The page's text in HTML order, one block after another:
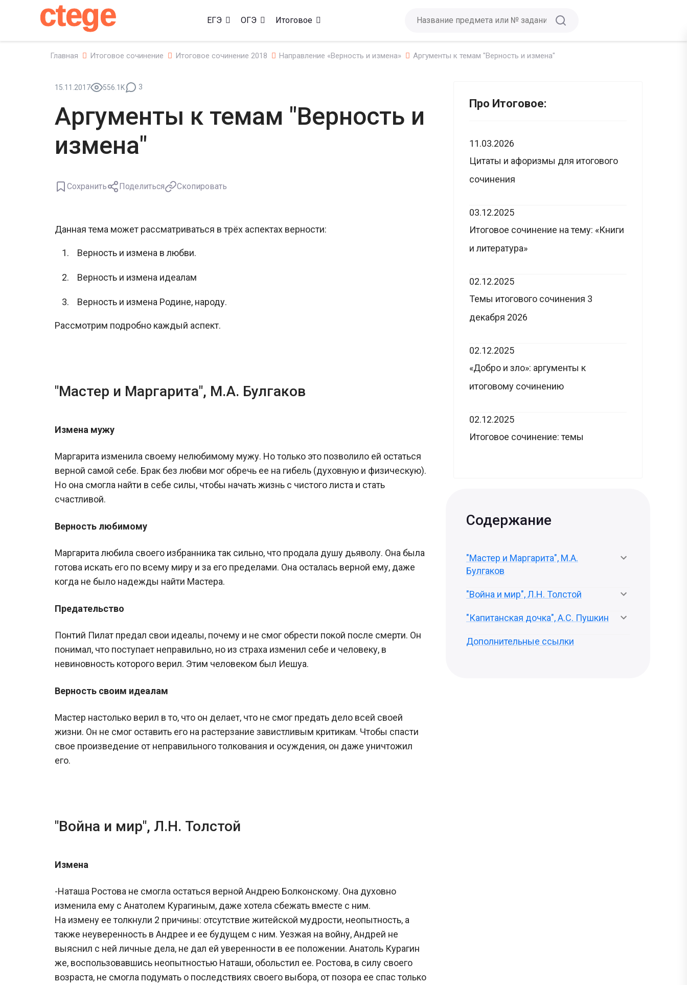
ctege ЕГЭ ОГЭ Итоговое
Главная Итоговое сочинение Итоговое сочинение 2018 Направление «Верность и измена» Аргументы к темам "Верность и измена"
15.11.2017 556.1K 3
Аргументы к темам "Верность и
измена"
Сохранить Поделиться Скопировать
Данная тема может рассматриваться в трёх аспектах верности:
Верность и измена в любви.
Верность и измена идеалам
Верность и измена Родине, народу.
Рассмотрим подробно каждый аспект.
"Мастер и Маргарита", М.А. Булгаков
Измена мужу
Маргарита изменила своему нелюбимому мужу. Но только это позволило ей остаться
верной самой себе. Брак без любви мог обречь ее на гибель (духовную и физическую).
Но она смогла найти в себе силы, чтобы начать жизнь с чистого листа и стать
счастливой.
Верность любимому
Маргарита любила своего избранника так сильно, что продала душу дьяволу. Она была
готова искать его по всему миру и за его пределами. Она осталась верной ему, даже
когда не было надежды найти Мастера.
Предательство
Понтий Пилат предал свои идеалы, почему и не смог обрести покой после смерти. Он
понимал, что поступает неправильно, но из страха изменил себе и человеку, в
невиновность которого верил. Этим человеком был Иешуа.
Верность своим идеалам
Мастер настолько верил в то, что он делает, что не смог предать дело всей своей
жизни. Он не смог оставить его на растерзание завистливым критикам. Чтобы спасти
свое произведение от неправильного толкования и осуждения, он даже уничтожил
его.
"Война и мир", Л.Н. Толстой
Измена
-Наташа Ростова не смогла остаться верной Андрею Болконскому. Она духовно
изменила ему с Анатолем Курагиным, даже хотела сбежать вместе с ним.
На измену ее толкнули 2 причины: отсутствие житейской мудрости, неопытность, а
также неуверенность в Андрее и ее будущем с ним. Уезжая на войну, Андрей не
выяснил с ней личные дела, не дал ей уверенности в ее положении. Анатоль Курагин
же, воспользовавшись неопытностью Наташи, обольстил ее. Ростова, в силу своего
возраста, не смогла подумать о последствиях своего выбора, от позора ее спас только
Про Итоговое:
11.03.2026
Цитаты и афоризмы для итогового
сочинения
03.12.2025
Итоговое сочинение на тему: «Книги
и литература»
02.12.2025
Темы итогового сочинения 3
декабря 2026
02.12.2025
«Добро и зло»: аргументы к
итоговому сочинению
02.12.2025
Итоговое сочинение: темы
Содержание
"Мастер и Маргарита", М.А.
Булгаков
"Война и мир", Л.Н. Толстой
"Капитанская дочка", А.С. Пушкин
Дополнительные ссылки